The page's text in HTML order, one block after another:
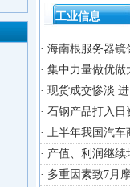
工业信息
· 海南根服务器
· 集中力量做优
· 现货成交惨淡
· 石钢产品打入日
· 上半年我国汽
· 产值、利润继
· 多重因素致7月